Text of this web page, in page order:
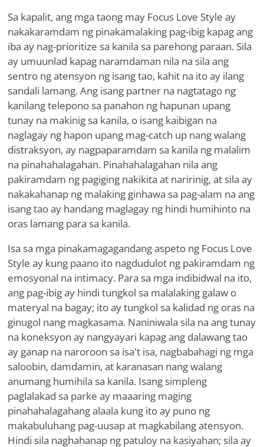
Sa kapalit, ang mga taong may Focus Love Style ay
nakakaramdam ng pinakamalaking pag-ibig kapag ang
iba ay nag-prioritize sa kanila sa parehong paraan. Sila
ay umuunlad kapag naramdaman nila na sila ang
sentro ng atensyon ng isang tao, kahit na ito ay ilang
sandali lamang. Ang isang partner na nagtatago ng
kanilang telepono sa panahon ng hapunan upang
tunay na makinig sa kanila, o isang kaibigan na
naglagay ng hapon upang mag-catch up nang walang
distraksyon, ay nagpaparamdam sa kanila ng malalim
na pinahahalagahan. Pinahahalagahan nila ang
pakiramdam ng pagiging nakikita at naririnig, at sila ay
nakakahanap ng malaking ginhawa sa pag-alam na ang
isang tao ay handang maglagay ng hindi humihinto na
oras lamang para sa kanila.
Isa sa mga pinakamagagandang aspeto ng Focus Love
Style ay kung paano ito nagdudulot ng pakiramdam ng
emosyonal na intimacy. Para sa mga indibidwal na ito,
ang pag-ibig ay hindi tungkol sa malalaking galaw o
materyal na bagay; ito ay tungkol sa kalidad ng oras na
ginugol nang magkasama. Naniniwala sila na ang tunay
na koneksyon ay nangyayari kapag ang dalawang tao
ay ganap na naroroon sa isa't isa, nagbabahagi ng mga
saloobin, damdamin, at karanasan nang walang
anumang humihila sa kanila. Isang simpleng
paglalakad sa parke ay maaaring maging
pinahahalagahang alaala kung ito ay puno ng
makabuluhang pag-uusap at magkabilang atensyon.
Hindi sila naghahanap ng patuloy na kasiyahan; sila ay